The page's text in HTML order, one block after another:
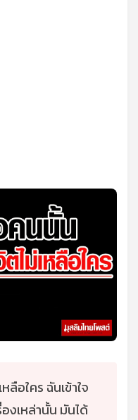
อใคร ฉันเข้าใจ
งเหล่านั้น มันได้